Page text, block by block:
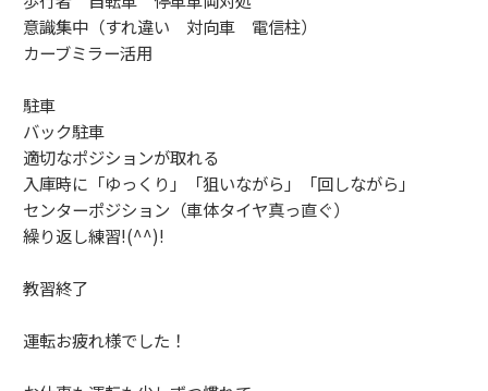
意識集中（すれ違い 対向車 電信柱）
カーブミラー活用
駐車
バック駐車
適切なポジションが取れる
入庫時に「ゆっくり」「狙いながら」「回しながら」
センターポジション（車体タイヤ真っ直ぐ）
繰り返し練習!(^^)!
教習終了
運転お疲れ様でした！